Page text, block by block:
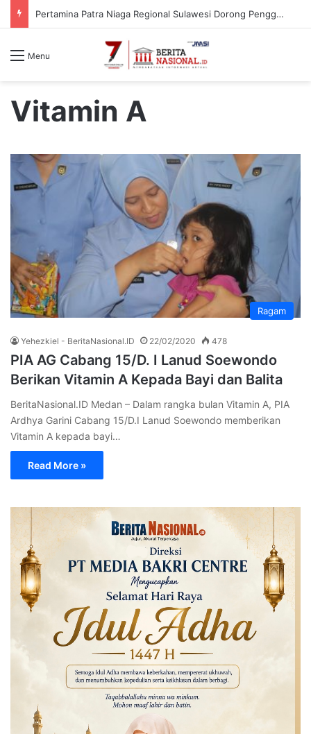
Pertamina Patra Niaga Regional Sulawesi Dorong Penggunaan Bright Gas bagi Petani Sidrap sebagai Solusi Energi Irigasi
Menu
Vitamin A
Ragam
Yehezkiel - BeritaNasional.ID 22/02/2020 478
PIA AG Cabang 15/D. I Lanud Soewondo
Berikan Vitamin A Kepada Bayi dan Balita
BeritaNasional.ID Medan – Dalam rangka bulan Vitamin A, PIA
Ardhya Garini Cabang 15/D.I Lanud Soewondo memberikan
Vitamin A kepada bayi…
Read More »